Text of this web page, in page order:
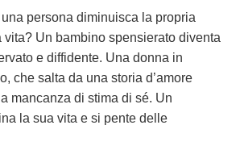
persona diminuisca la propria
Un bambino spensierato diventa
e diffidente. Una donna in
che salta da una storia d’amore
mancanza di stima di sé. Un
la sua vita e si pente delle